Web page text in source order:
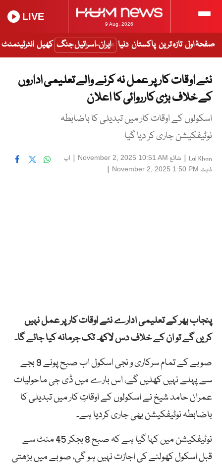
9 Aug, 2026
LIVE
صفحۂ اول تازہ ترین پاکستان دنیا ایران-اسرائیل جنگ کھیل انٹرٹینمنٹ
نئے اوقات کار پر عمل نہ کرنے والے تعلیمی اداروں
کے خلاف بڑی کارروائی کا اعلان
اسکولوں کے اوقات کار میں تبدیلی کا باضابطہ
نوٹیفکیشن جاری کر دیا گیا
Lal Khan
| شائع November 2, 2025 10:51 AM
| اپ
ڈیٹ November 2, 2025 1:50 PM
|
پنجاب بھر کے تعلیمی ادارے نئے اوقات کار پر عمل نہیں
کریں گے تو ان کے خلاف دس لاکھ تک جرمانہ کیا جائے گا۔
صوبے کے تمام سرکاری و نجی اسکول اب صبح پونے 9 بجے
سے پہلے نہیں کھلیں گے، اس بارے میں ڈی جی ماحولیات
عمران حامد شیخ نے اسکولوں کے اوقاتِ کار میں تبدیلی کا
باضابطہ نوٹیفکیشن بھی جاری کردیا ہے۔
نوٹیفکیشن میں کہا گیا ہے کہ صبح 8 بجکر 45 منٹ سے
قبل اسکول کھولنے کی اجازت نہیں ہو گی، صوبے میں بڑھتی